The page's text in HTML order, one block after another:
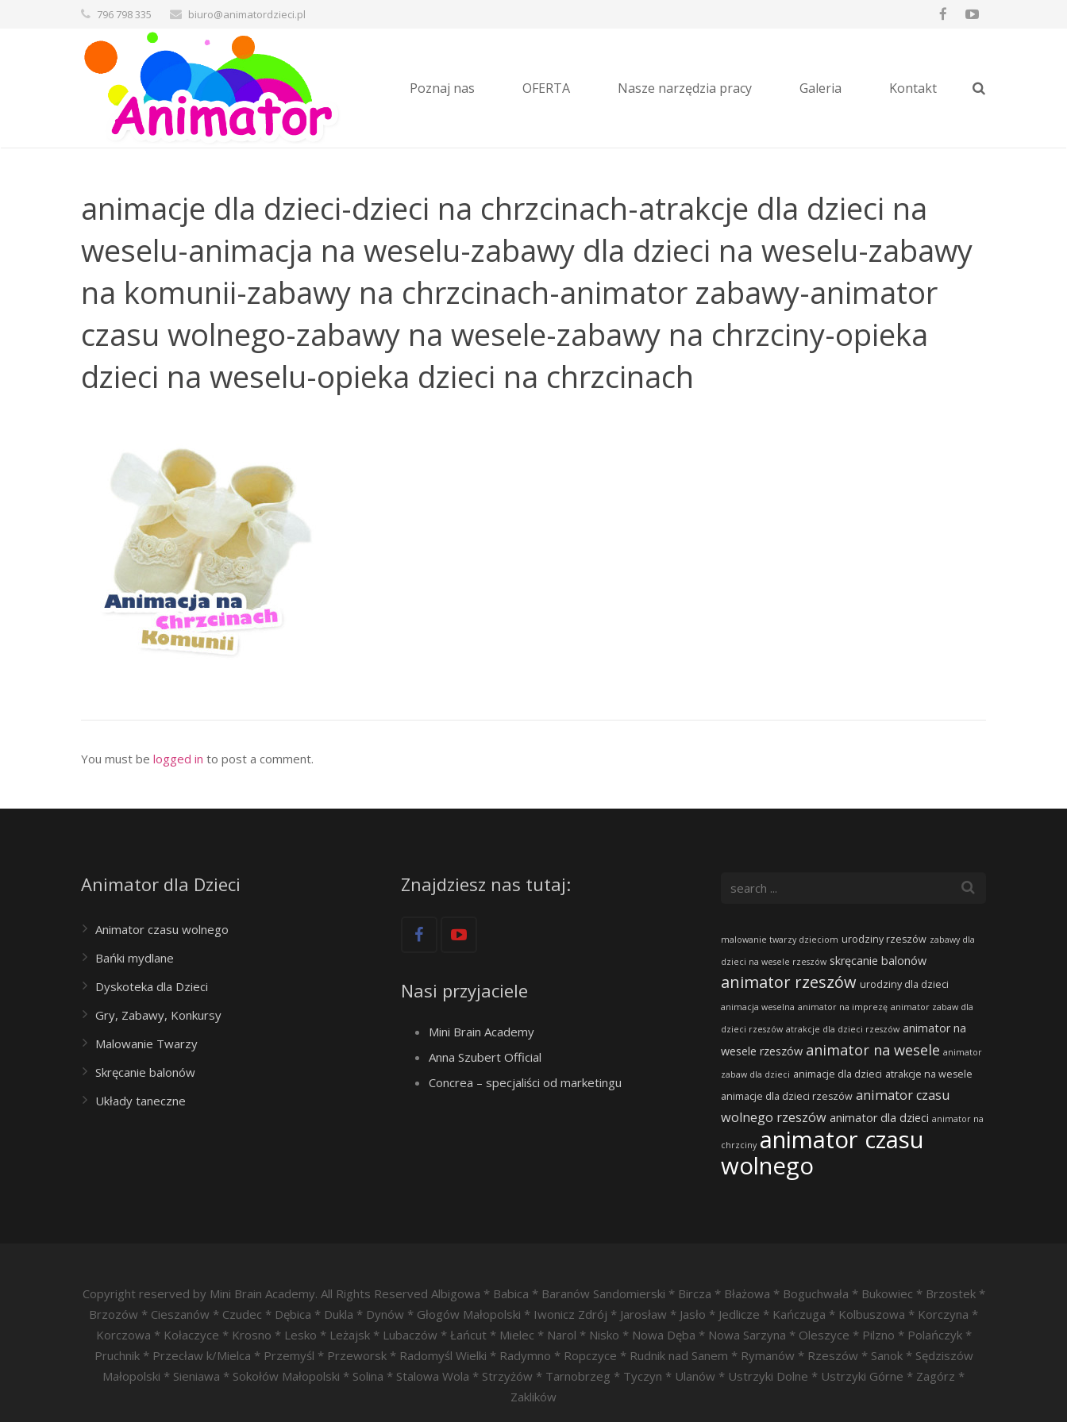
796 798 335 biuro@animatordzieci.pl
Poznaj nas OFERTA Nasze narzędzia pracy Galeria Kontakt
animacje dla dzieci-dzieci na chrzcinach-atrakcje dla dzieci na
weselu-animacja na weselu-zabawy dla dzieci na weselu-zabawy
na komunii-zabawy na chrzcinach-animator zabawy-animator
czasu wolnego-zabawy na wesele-zabawy na chrzciny-opieka
dzieci na weselu-opieka dzieci na chrzcinach
You must be logged in to post a comment.
Animator dla Dzieci
Animator czasu wolnego
Bańki mydlane
Dyskoteka dla Dzieci
Gry, Zabawy, Konkursy
Malowanie Twarzy
Skręcanie balonów
Układy taneczne
Znajdziesz nas tutaj:
Nasi przyjaciele
Mini Brain Academy
Anna Szubert Official
Concrea – specjaliści od marketingu
malowanie twarzy dzieciom urodziny rzeszów zabawy dla
dzieci na wesele rzeszów skręcanie balonów
animator rzeszów urodziny dla dzieci
animacja weselna animator na imprezę animator zabaw dla
dzieci rzeszów atrakcje dla dzieci rzeszów animator na
wesele rzeszów animator na wesele animator
zabaw dla dzieci animacje dla dzieci atrakcje na wesele
animacje dla dzieci rzeszów animator czasu
wolnego rzeszów animator dla dzieci animator na
chrzciny animator czasu
wolnego
Copyright reserved by Mini Brain Academy. All Rights Reserved Albigowa * Babica * Baranów Sandomierski * Bircza * Błażowa * Boguchwała * Bukowiec * Brzostek *
Brzozów * Cieszanów * Czudec * Dębica * Dukla * Dynów * Głogów Małopolski * Iwonicz Zdrój * Jarosław * Jasło * Jedlicze * Kańczuga * Kolbuszowa * Korczyna *
Korczowa * Kołaczyce * Krosno * Lesko * Leżajsk * Lubaczów * Łańcut * Mielec * Narol * Nisko * Nowa Dęba * Nowa Sarzyna * Oleszyce * Pilzno * Polańczyk *
Pruchnik * Przecław k/Mielca * Przemyśl * Przeworsk * Radomyśl Wielki * Radymno * Ropczyce * Rudnik nad Sanem * Rymanów * Rzeszów * Sanok * Sędziszów
Małopolski * Sieniawa * Sokołów Małopolski * Solina * Stalowa Wola * Strzyżów * Tarnobrzeg * Tyczyn * Ulanów * Ustrzyki Dolne * Ustrzyki Górne * Zagórz *
Zaklików